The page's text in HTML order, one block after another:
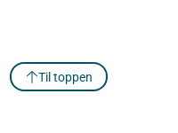
Til toppen